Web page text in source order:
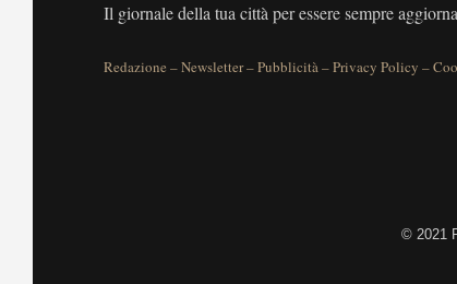
Il giornale della tua città per essere sempre
Redazione –Newsletter–Pubblicità–Privacy Policy –
© 2021